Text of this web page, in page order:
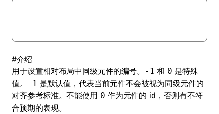
#介绍
用于设置相对布局中同级元件的编号。 -1 和 0 是特殊
值。
-1 是默认值，代表当前元件不会被视为同级元件的
对齐参考标准。不能使用 0 作为元件的 id，否则有不符
合预期的表现。